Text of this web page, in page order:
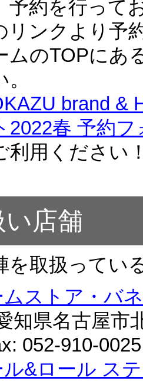
予約を行って
リンクより予
ムのTOPにあ
brand &
2022春 予約フ
利用ください
い店舗
を取扱ってい
ストア・バ
知県名古屋市
052-910-0025
ル&ロール ス